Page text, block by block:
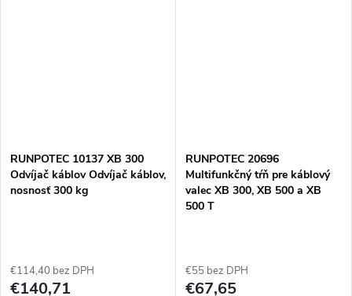
RUNPOTEC 10137 XB 300
Odvíjač káblov Odvíjač káblov,
nosnosť 300 kg
€114,40 bez DPH
€140,71
RUNPOTEC 20696
Multifunkčný tŕň pre káblový
valec XB 300, XB 500 a XB
500 T
€55 bez DPH
€67,65